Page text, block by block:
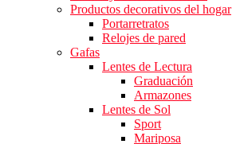
Productos decorativos del hogar
Portarretratos
Relojes de pared
Gafas
Lentes de Lectura
Graduación
Armazones
Lentes de Sol
Sport
Mariposa